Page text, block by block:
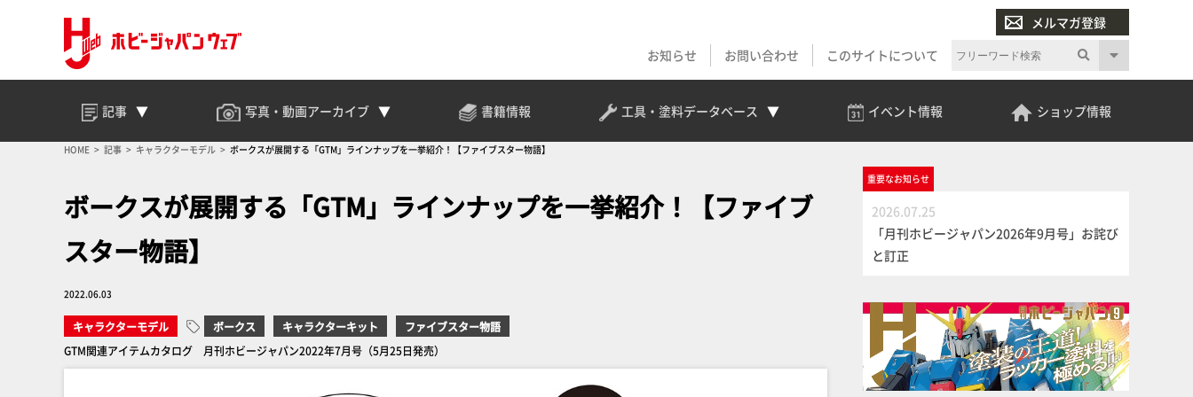
メルマガ登録
お知らせ
お問い合わせ このサイトについて
記事 写真・動画アーカイブ 書籍情報 工具・塗料データベース イベント情報 ショップ情報
HOME 記事 キャラクターモデル ボークスが展開する「GTM」ラインナップを一挙紹介！【ファイブスター物語】
ボークスが展開する「GTM」ラインナップを一挙紹介！【ファイブ
スター物語】
2022.06.03
キャラクターモデル ボークス キャラクターキット
ファイブスター物語
GTM関連アイテムカタログ 月刊ホビージャパン2022年7月号（5月25日発売）
重要なお知らせ
2026.07.25
「月刊ホビージャパン2026年9月号」お詫び
と訂正